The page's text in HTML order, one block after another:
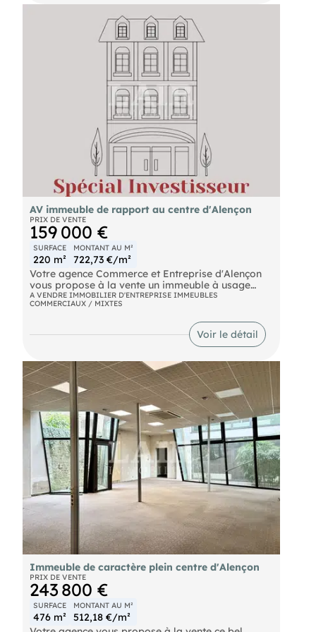
suit :
- Un commerce de 90 m² (RDC et R+1)
- Un commerce de 32 m², correspondant à la
galerie / couloir avec accès côté Grande Rue
- Trois plateaux, pour une surface totale de 240
m² Idéal pour un projet locatif, avec un accès
facile à tous les services, commerces, écoles,
transports, à la gare et aux parkings, cet
immeuble bénéficie d'une structure d'ensemble en
bon état. Pour de plus amples informations,
n'hésitez pas à contacter notre agence au .
AV immeuble de rapport au centre d'Alençon
PRIX DE VENTE
159 000 €
SURFACE
220 m²
MONTANT AU M²
722,73 €/m²
Votre agence Commerce et Entreprise d'Alençon
vous propose à la vente un immeuble à usage
mixte d'une surface développée d'environ 220 m²,
alliant commerce et habitation, idéalement situé
dans l'hyper-centre d'Alençon, cet immeuble
bénéficie d'un emplacement privilégié, il est
composéd'un local commercial, ainsi que de 3
offrant un accès aisé à toutes les commodités,
incluant commerces, écoles, transports en
commun, gare et parkings publics.
- Valeur locative actuelle : 12 100€/an.
- La taxe foncière est pris en charge par le
locataire du local commercial. Pour de plus
amples informations, n'hésitez pas à contacter
notre agence au .
A VENDRE IMMOBILIER D'ENTREPRISE IMMEUBLES
COMMERCIAUX / MIXTES
Voir le détail
Immeuble de caractère plein centre d'Alençon
PRIX DE VENTE
243 800 €
SURFACE
476 m²
MONTANT AU M²
512,18 €/m²